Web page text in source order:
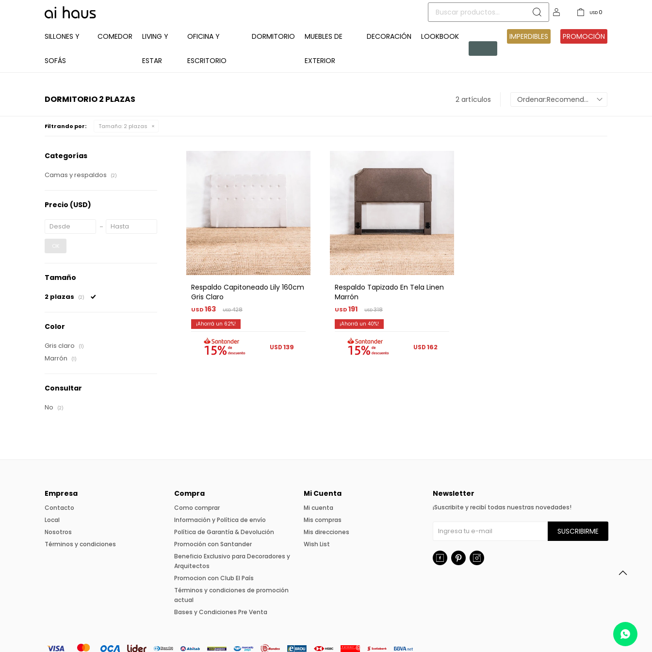
SILLONES Y
SOFÁS
COMEDOR LIVING Y
ESTAR
OFICINA Y
ESCRITORIO
DORMITORIO MUEBLES DE
EXTERIOR
DECORACIÓN LOOKBOOK IMPERDIBLES PROMOCIÓN
USD 0
DORMITORIO 2 PLAZAS 2 artículos Recomendados
Filtrando por: Tamaño: 2 plazas
Respaldo Capitoneado Lily 160cm
Gris Claro
USD163 USD428
62
USD139
Respaldo Tapizado En Tela Linen
Marrón
USD191 USD318
40
USD162
Categorías
Camas y respaldos (2)
Precio (USD)
OK
Tamaño
2 plazas (2)
Color
Gris claro (1)
Marrón (1)
Consultar
No (2)
Empresa
Contacto
Local
Nosotros
Términos y condiciones
Compra
Como comprar
Información y Política de envío
Política de Garantía & Devolución
Promoción con Santander
Beneficio Exclusivo para Decoradores y
Arquitectos
Promocion con Club El País
Términos y condiciones de promoción
actual
Bases y Condiciones Pre Venta
Mi Cuenta
Mi cuenta
Mis compras
Mis direcciones
Wish List
Newsletter
¡Suscribite y recibí todas nuestras novedades!
SUSCRIBIRME
  